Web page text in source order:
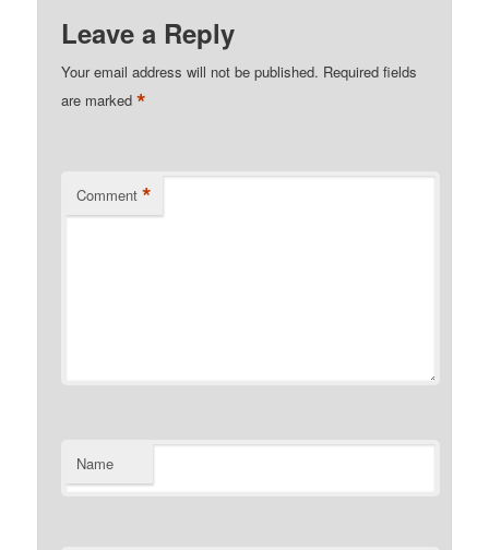
Leave a Reply
Your email address will not be published. Required fields
are marked*
Comment *
Name